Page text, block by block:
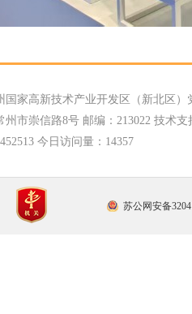
国家高新技术产业开发区（新北区）
市崇信路8号 邮编：213022 技术支
今日访问量： 14357
苏公网安备